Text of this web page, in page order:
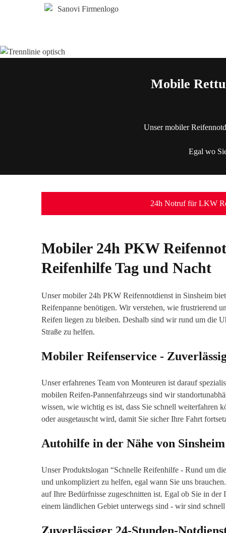
Mobile
Unser mobiler
Egal wo
24h Notruf für LKW
Mobiler 24h PKW
Reifenhilfe Tag und Nacht
Unser mobiler 24h PKW Reifennotdienst in Sinsheim
Reifenpanne benötigen. Wir verstehen, wie frustrierend
Reifen liegen zu bleiben. Deshalb sind wir rund um die
Straße zu helfen.
Mobiler Reifenservice -
Unser erfahrenes Team von Monteuren ist darauf
mobilen Reifen-Pannenfahrzeugs sind wir
wissen, wie wichtig es ist, dass Sie schnell weiterfahren
oder ausgetauscht wird, damit Sie sicher Ihre Fahrt
Autohilfe in der Nähe von
Unser Produktslogan “Schnelle Reifenhilfe - Rund um
und unkompliziert zu helfen, egal wann Sie uns
auf Ihre Bedürfnisse zugeschnitten ist. Egal ob Sie in
einem ländlichen Gebiet unterwegs sind - wir sind